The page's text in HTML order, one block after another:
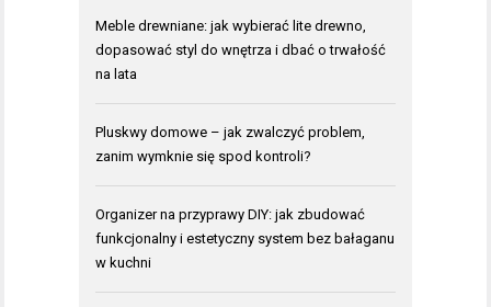
Meble drewniane: jak wybierać lite drewno,
dopasować styl do wnętrza i dbać o trwałość
na lata
Pluskwy domowe – jak zwalczyć problem,
zanim wymknie się spod kontroli?
Organizer na przyprawy DIY: jak zbudować
funkcjonalny i estetyczny system bez bałaganu
w kuchni